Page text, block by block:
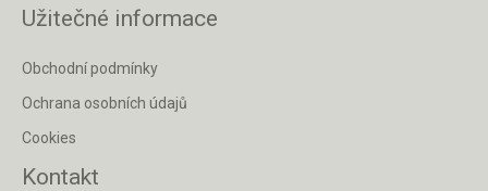
Užitečné informace
Obchodní podmínky
Ochrana osobních údajů
Cookies
Kontakt